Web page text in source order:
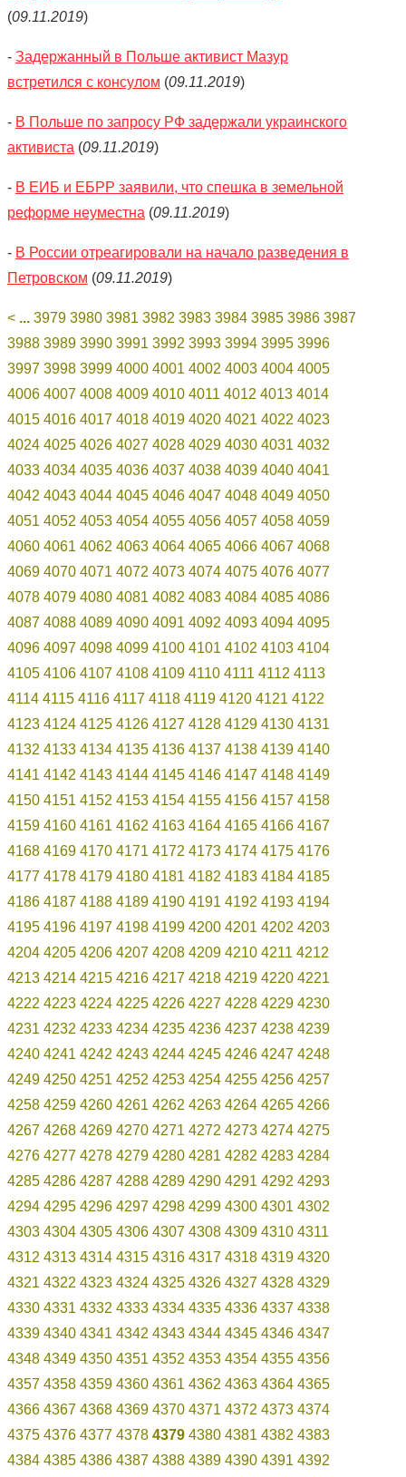
(09.11.2019)
- Задержанный в Польше активист Мазур
встретился с консулом (09.11.2019)
- В Польше по запросу РФ задержали украинского
активиста (09.11.2019)
- В ЕИБ и ЕБРР заявили, что спешка в земельной
реформе неуместна (09.11.2019)
- В России отреагировали на начало разведения в
Петровском (09.11.2019)
< ... 3979 3980 3981 3982 3983 3984 3985 3986 3987
3988 3989 3990 3991 3992 3993 3994 3995 3996
3997 3998 3999 4000 4001 4002 4003 4004 4005
4006 4007 4008 4009 4010 4011 4012 4013 4014
4015 4016 4017 4018 4019 4020 4021 4022 4023
4024 4025 4026 4027 4028 4029 4030 4031 4032
4033 4034 4035 4036 4037 4038 4039 4040 4041
4042 4043 4044 4045 4046 4047 4048 4049 4050
4051 4052 4053 4054 4055 4056 4057 4058 4059
4060 4061 4062 4063 4064 4065 4066 4067 4068
4069 4070 4071 4072 4073 4074 4075 4076 4077
4078 4079 4080 4081 4082 4083 4084 4085 4086
4087 4088 4089 4090 4091 4092 4093 4094 4095
4096 4097 4098 4099 4100 4101 4102 4103 4104
4105 4106 4107 4108 4109 4110 4111 4112 4113
4114 4115 4116 4117 4118 4119 4120 4121 4122
4123 4124 4125 4126 4127 4128 4129 4130 4131
4132 4133 4134 4135 4136 4137 4138 4139 4140
4141 4142 4143 4144 4145 4146 4147 4148 4149
4150 4151 4152 4153 4154 4155 4156 4157 4158
4159 4160 4161 4162 4163 4164 4165 4166 4167
4168 4169 4170 4171 4172 4173 4174 4175 4176
4177 4178 4179 4180 4181 4182 4183 4184 4185
4186 4187 4188 4189 4190 4191 4192 4193 4194
4195 4196 4197 4198 4199 4200 4201 4202 4203
4204 4205 4206 4207 4208 4209 4210 4211 4212
4213 4214 4215 4216 4217 4218 4219 4220 4221
4222 4223 4224 4225 4226 4227 4228 4229 4230
4231 4232 4233 4234 4235 4236 4237 4238 4239
4240 4241 4242 4243 4244 4245 4246 4247 4248
4249 4250 4251 4252 4253 4254 4255 4256 4257
4258 4259 4260 4261 4262 4263 4264 4265 4266
4267 4268 4269 4270 4271 4272 4273 4274 4275
4276 4277 4278 4279 4280 4281 4282 4283 4284
4285 4286 4287 4288 4289 4290 4291 4292 4293
4294 4295 4296 4297 4298 4299 4300 4301 4302
4303 4304 4305 4306 4307 4308 4309 4310 4311
4312 4313 4314 4315 4316 4317 4318 4319 4320
4321 4322 4323 4324 4325 4326 4327 4328 4329
4330 4331 4332 4333 4334 4335 4336 4337 4338
4339 4340 4341 4342 4343 4344 4345 4346 4347
4348 4349 4350 4351 4352 4353 4354 4355 4356
4357 4358 4359 4360 4361 4362 4363 4364 4365
4366 4367 4368 4369 4370 4371 4372 4373 4374
4375 4376 4377 4378 4379 4380 4381 4382 4383
4384 4385 4386 4387 4388 4389 4390 4391 4392